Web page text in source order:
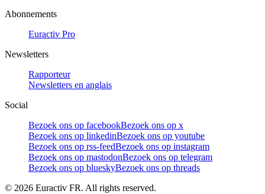
Abonnements
Euractiv Pro
Newsletters
Rapporteur
Newsletters en anglais
Social
Bezoek ons op facebookBezoek ons op x
Bezoek ons op linkedinBezoek ons op youtube
Bezoek ons op rss-feedBezoek ons op instagram
Bezoek ons op mastodonBezoek ons op telegram
Bezoek ons op blueskyBezoek ons op threads
© 2026 Euractiv FR. All rights reserved.